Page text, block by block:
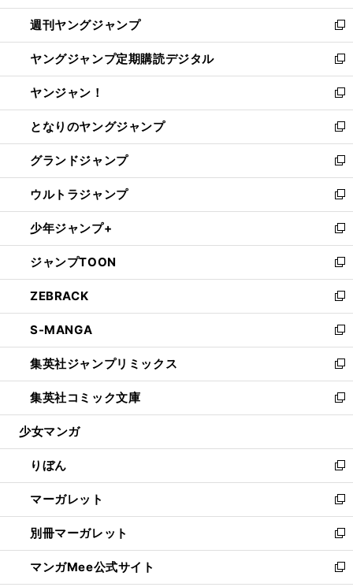
開
く
ウ
で
開
く
ン
ド
ウ
で
開
く
ウ
ィ
ン
ド
ウ
で
開
く
週刊ヤングジャンプ
新
し
い
ウ
ィ
ン
ド
ウ
で
開
く
ヤングジャンプ定期購読デジタル
新
し
い
ウ
ィ
ン
ド
ウ
で
開
く
ヤンジャン！
新
し
い
ウ
ィ
ン
ド
ウ
で
開
く
となりのヤングジャンプ
新
し
い
ウ
ィ
ン
ド
ウ
で
開
く
グランドジャンプ
新
し
い
ウ
ィ
ン
ド
ウ
で
開
く
ウルトラジャンプ
新
し
い
ウ
ィ
ン
ド
ウ
で
開
く
少年ジャンプ+
新
し
い
ウ
ィ
ン
ド
ウ
で
開
く
ジャンプTOON
新
し
い
ウ
ィ
ン
ド
ウ
で
開
ZEBRACK
新
し
い
ウ
ィ
ン
ド
ウ
開
く
S-MANGA
新
し
い
ウ
ィ
ン
ウ
で
開
く
集英社ジャンプリミックス
新
し
い
ウ
ン
ド
ウ
で
開
く
集英社コミック文庫
新
し
ウ
ィ
ン
ド
ウ
で
開
く
少女マンガ
りぼん
新
し
い
ウ
ィ
ン
ド
マーガレット
新
し
い
ウ
ィ
別冊マーガレット
新
し
い
マンガMee公式サイト
新